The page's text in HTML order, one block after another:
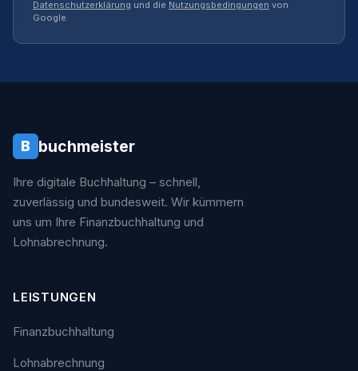
Datenschutzerklärung und die Nutzungsbedingungen von
Google.
B buchmeister
Ihre digitale Buchhaltung – schnell,
zuverlässig und bundesweit. Wir kümmern
uns um Ihre Finanzbuchhaltung und
Lohnabrechnung.
LEISTUNGEN
Finanzbuchhaltung
Lohnabrechnung